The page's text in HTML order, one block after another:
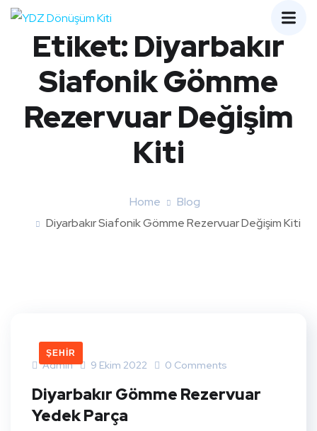
Etiket:Diyarbakır
Siafonik Gömme
Rezervuar Değişim
Kiti
Home
Blog
Diyarbakır Siafonik Gömme Rezervuar Değişim Kiti
ŞEHIR
Admin 9 Ekim 2022 0 Comments
Diyarbakır Gömme Rezervuar
Yedek Parça